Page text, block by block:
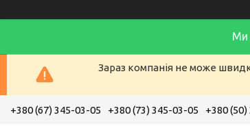
Ми
Зараз компанія не може
+380 (67) 345-03-05 +380 (73) 345-03-05 +380